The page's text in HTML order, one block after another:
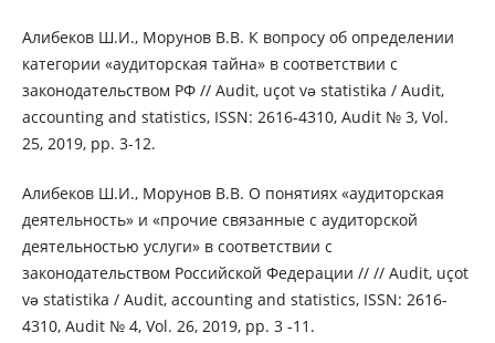
Алибеков Ш.И., Морунов В.В. К вопросу об определении
категории «аудиторская тайна» в соответствии с
законодательством РФ // Audit, uçot və statistika / Audit,
accounting and statistics, ISSN: 2616-4310, Audit № 3, Vol.
25, 2019, pp. 3-12.
Алибеков Ш.И., Морунов В.В. О понятиях «аудиторская
деятельность» и «прочие связанные с аудиторской
деятельностью услуги» в соответствии с
законодательством Российской Федерации // // Audit, uçot
və statistika / Audit, accounting and statistics, ISSN: 2616-
4310, Audit № 4, Vol. 26, 2019, pp. 3 -11.